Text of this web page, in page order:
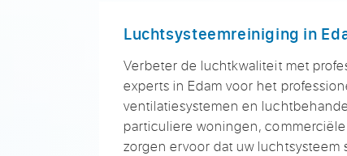
Luchtsysteemreiniging in
Verbeter de luchtkwaliteit met
experts in Edam voor het
ventilatiesystemen en
particuliere woningen,
zorgen ervoor dat uw